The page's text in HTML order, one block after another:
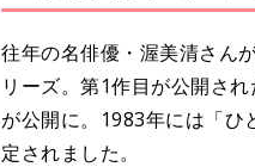
往年の名俳優・渥美清さん
リーズ。第1作目が公開さ
が公開に。1983年には「ひ
定されました。